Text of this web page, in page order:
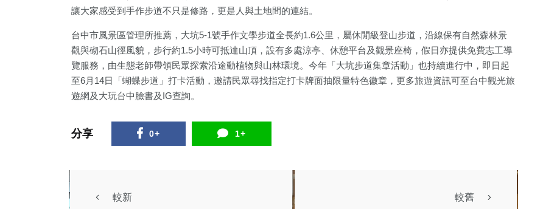
讓大家感受到手作步道不只是修路，更是人與土地間的連結。
台中市風景區管理所推薦，大坑5-1號手作文學步道全長約1.6公里，屬休閒級登山步道，沿線保有自然森林景
觀與砌石山徑風貌，步行約1.5小時可抵達山頂，設有多處涼亭、休憩平台及觀景座椅，假日亦提供免費志工導
覽服務，由生態老師帶領民眾探索沿途動植物與山林環境。今年「大坑步道集章活動」也持續進行中，即日起
至6月14日「蝴蝶步道」打卡活動，邀請民眾尋找指定打卡牌面抽限量特色徽章，更多旅遊資訊可至台中觀光旅
遊網及大玩台中臉書及IG查詢。
分享 0+ 1+
較新 較舊
+
2024立委選戰
351+
熱門 綜藝 財經及消費 兩岸藝苑天地